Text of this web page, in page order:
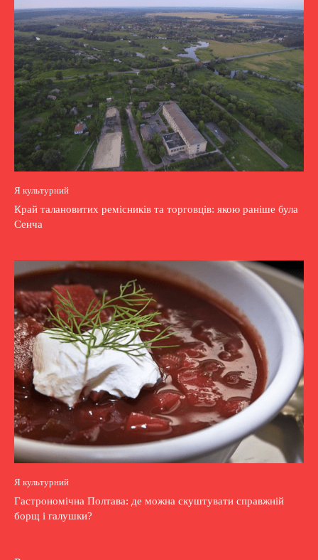
Я культурний
Край талановитих ремісників та торговців: якою раніше була
Сенча
Я культурний
Гастрономічна Полтава: де можна скуштувати справжній
борщ і галушки?